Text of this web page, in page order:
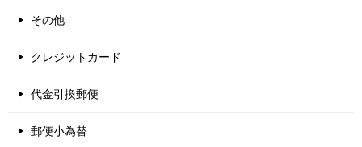
その他
クレジットカード
代金引換郵便
郵便小為替